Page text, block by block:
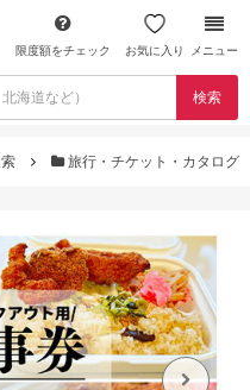
限度額をチェック お気に入り メニュー
検索
旅行・チケット・カタログ